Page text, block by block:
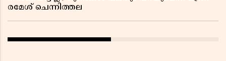
രമേശ് ചെന്നിത്തല